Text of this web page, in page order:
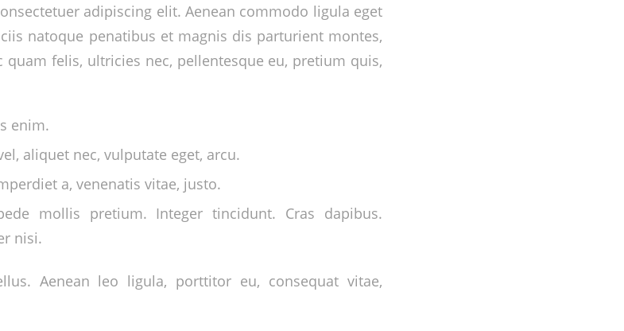
adipiscing elit. Aenean commodo ligula eget
natoque penatibus et magnis dis parturient montes,
felis, ultricies nec, pellentesque eu, pretium quis,
enim.
aliquet nec, vulputate eget, arcu.
a, venenatis vitae, justo.
mollis pretium. Integer tincidunt. Cras dapibus.
nisi.
Aenean leo ligula, porttitor eu, consequat vitae,